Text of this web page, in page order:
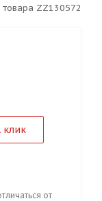
ZZ130572
клик
от